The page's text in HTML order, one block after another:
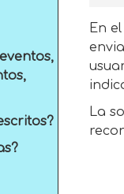
En
La